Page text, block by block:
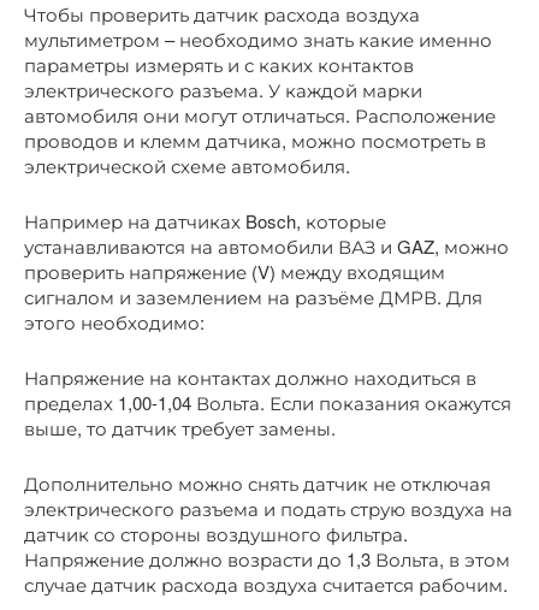
Чтобы проверить датчик расхода воздуха
мультиметром – необходимо знать какие именно
параметры измерять и с каких контактов
электрического разъема. У каждой марки
автомобиля они могут отличаться. Расположение
проводов и клемм датчика, можно посмотреть в
электрической схеме автомобиля.
Например на датчиках Bosch, которые
устанавливаются на автомобили ВАЗ и GAZ, можно
проверить напряжение (V) между входящим
сигналом и заземлением на разъёме ДМРВ. Для
этого необходимо:
Напряжение на контактах должно находиться в
пределах 1,00-1,04 Вольта. Если показания окажутся
выше, то датчик требует замены.
Дополнительно можно снять датчик не отключая
электрического разъема и подать струю воздуха на
датчик со стороны воздушного фильтра.
Напряжение должно возрасти до 1,3 Вольта, в этом
случае датчик расхода воздуха считается рабочим.